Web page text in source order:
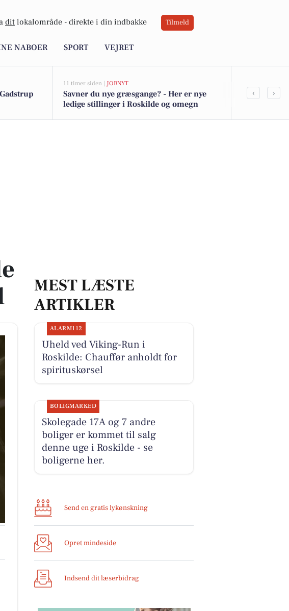
dit lokalområde - direkte i din indbakke Tilmeld
NABOER SPORT VEJRET
11 timer siden | JOBNYT
Savner du nye græsgange? - Her er nye
ledige stillinger i Roskilde og omegn
Tørt vejr
‹ ›
MEST LÆSTE
ARTIKLER
ALARM112
Uheld ved Viking-Run i
Roskilde: Chauffør anholdt for
spirituskørsel
BOLIGMARKED
Skolegade 17A og 7 andre
boliger er kommet til salg
denne uge i Roskilde - se
boligerne her.
Send en gratis lykønskning
Opret mindeside
Indsend dit læserbidrag